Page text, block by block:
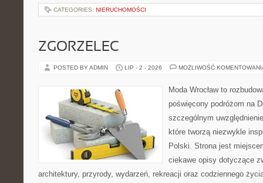
CATEGORIES: NIERUCHOMOŚCI
ZGORZELEC
POSTED BY ADMIN LIP - 2 - 2026 MOŻLIWOŚĆ
Moda Wrocław to
poświęcony podróżom na
szczególnym
które tworzą niezwykle
Polski. Strona jest
ciekawe opisy dotyczące
architektury, przyrody, wydarzeń, rekreacji oraz codziennego